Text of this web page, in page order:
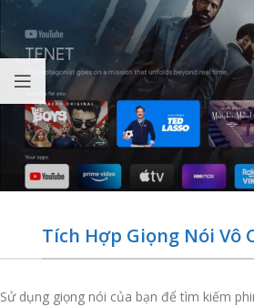
Tích Hợp Giọng Nói Vô
Sử dụng giọng nói của bạn để tìm kiếm